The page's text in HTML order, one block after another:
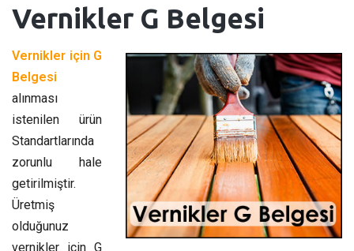
Vernikler G Belgesi
Vernikler için G
Belgesi
alınması
istenilen ürün
Standartlarında
zorunlu hale
getirilmiştir.
Üretmiş
olduğunuz
vernikler için G